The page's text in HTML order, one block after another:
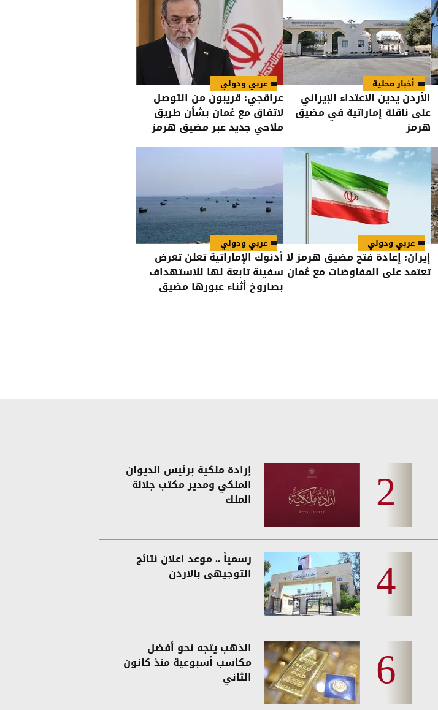
أخبار محلية
الأردن يدين الاعتداء الإيراني
على ناقلة إماراتية في مضيق
هرمز
عربي ودولي
عراقجي: قريبون من التوصل
لاتفاق مع عُمان بشأن طريق
ملاحي جديد عبر مضيق هرمز
عربي ودولي
إيران: إعادة فتح مضيق هرمز لا
تعتمد على المفاوضات مع عُمان
عربي ودولي
أدنوك الإماراتية تعلن تعرض
سفينة تابعة لها للاستهداف
بصاروخ أثناء عبورها مضيق
إرادة ملكية برئيس الديوان
الملكي ومدير مكتب جلالة
الملك
رسمياً .. موعد اعلان نتائج
التوجيهي بالاردن
الذهب يتجه نحو أفضل
مكاسب أسبوعية منذ كانون
الثاني